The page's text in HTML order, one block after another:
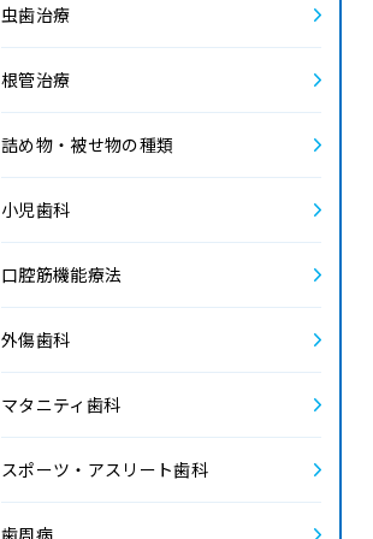
虫歯治療
根管治療
詰め物・被せ物の種類
小児歯科
口腔筋機能療法
外傷歯科
マタニティ歯科
スポーツ・アスリート歯科
歯周病